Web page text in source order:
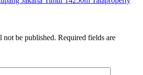
not be published. Required fields are